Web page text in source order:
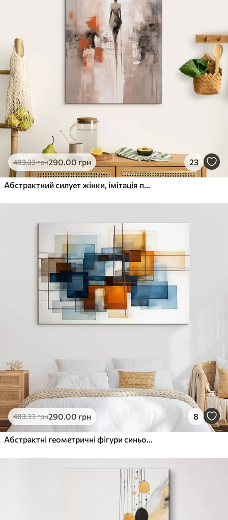
483.33грн290.00грн 23
Абстрактний силует жінки, імітація потертостей і мазків
483.33грн290.00 грн 8
Абстрактні геометричні фігури синього, помаранчевого та коричневого кольорів створюють сучасну мінімалістичну композицію